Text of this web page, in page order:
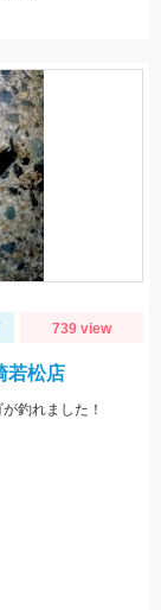
739 view
若松店
釣れました！